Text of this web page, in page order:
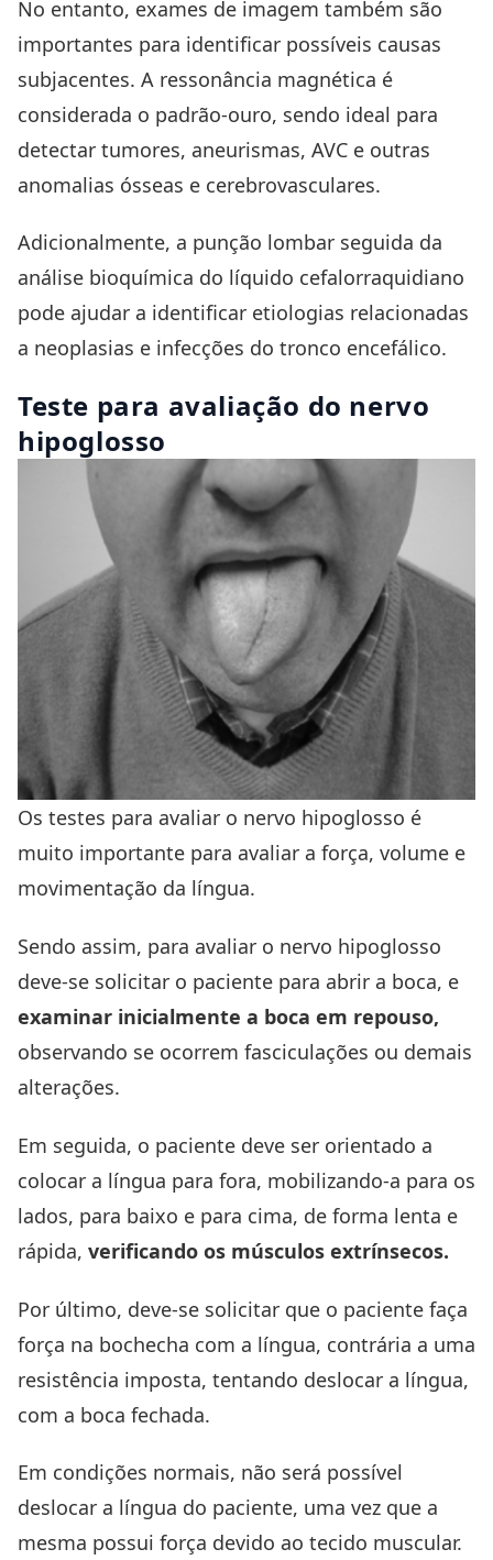
No entanto, exames de imagem também são
importantes para identificar possíveis causas
subjacentes. A ressonância magnética é
considerada o padrão-ouro, sendo ideal para
detectar tumores, aneurismas, AVC e outras
anomalias ósseas e cerebrovasculares.
Adicionalmente, a punção lombar seguida da
análise bioquímica do líquido cefalorraquidiano
pode ajudar a identificar etiologias relacionadas
a neoplasias e infecções do tronco encefálico.
Teste para avaliação do nervo
hipoglosso
Os testes para avaliar o nervo hipoglosso é
muito importante para avaliar a força, volume e
movimentação da língua.
Sendo assim, para avaliar o nervo hipoglosso
deve-se solicitar o paciente para abrir a boca, e
examinar inicialmente a boca em repouso,
observando se ocorrem fasciculações ou demais
alterações.
Em seguida, o paciente deve ser orientado a
colocar a língua para fora, mobilizando-a para os
lados, para baixo e para cima, de forma lenta e
rápida, verificando os músculos extrínsecos.
Por último, deve-se solicitar que o paciente faça
força na bochecha com a língua, contrária a uma
resistência imposta, tentando deslocar a língua,
com a boca fechada.
Em condições normais, não será possível
deslocar a língua do paciente, uma vez que a
mesma possui força devido ao tecido muscular.